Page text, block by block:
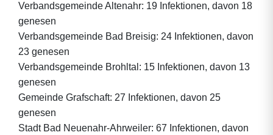
Verbandsgemeinde Altenahr: 19 Infektionen, davon 18
genesen
Verbandsgemeinde Bad Breisig: 24 Infektionen, davon
23 genesen
Verbandsgemeinde Brohltal: 15 Infektionen, davon 13
genesen
Gemeinde Grafschaft: 27 Infektionen, davon 25
genesen
Stadt Bad Neuenahr-Ahrweiler: 67 Infektionen, davon